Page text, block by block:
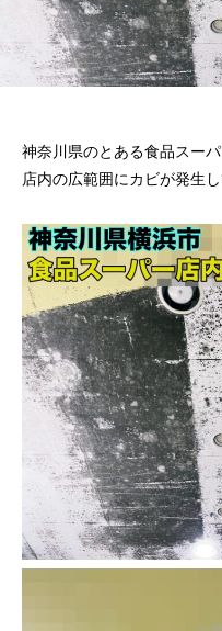
神奈川県のとある食品スー
店内の広範囲にカビが発生